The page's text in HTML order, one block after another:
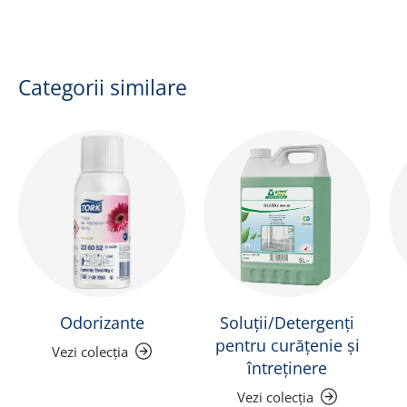
Categorii similare
Odorizante
Vezi colecția
Soluții/Detergenți
pentru curățenie și
întreținere
Vezi colecția